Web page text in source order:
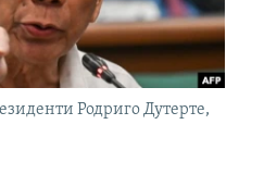
Родриго Дутерте,